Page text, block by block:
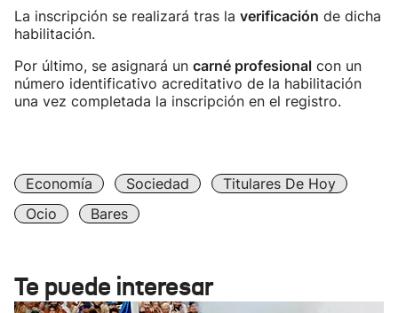
La inscripción se realizará tras la verificación de dicha
habilitación.
Por último, se asignará un carné profesional con un
número identificativo acreditativo de la habilitación
una vez completada la inscripción en el registro.
Economía Sociedad
Titulares De Hoy
Ocio
Bares
Te puede interesar